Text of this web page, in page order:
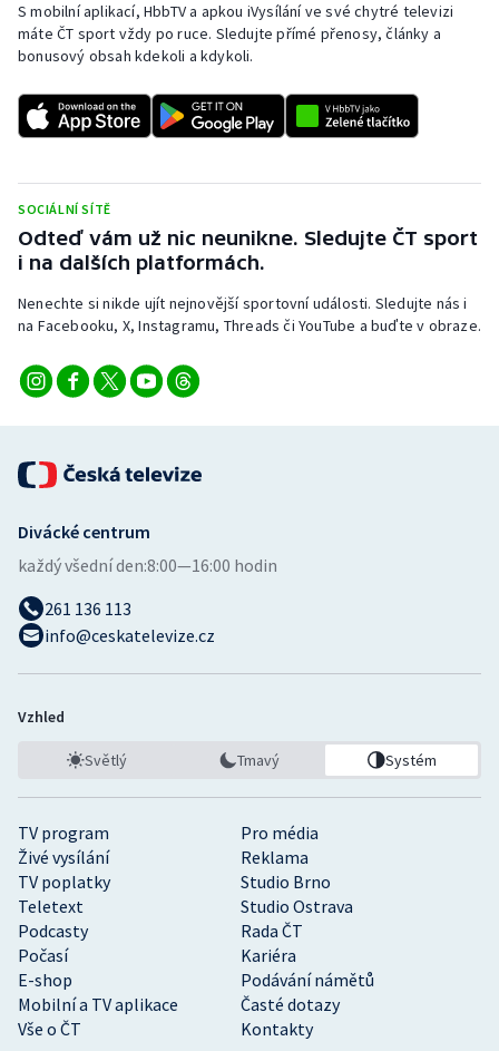
S mobilní aplikací, HbbTV a apkou iVysílání ve své chytré televizi
máte ČT sport vždy po ruce. Sledujte přímé přenosy, články a
bonusový obsah kdekoli a kdykoli.
SOCIÁLNÍ SÍTĚ
Odteď vám už nic neunikne. Sledujte ČT sport
i na dalších platformách.
Nenechte si nikde ujít nejnovější sportovní události. Sledujte nás i
na Facebooku, X, Instagramu, Threads či YouTube a buďte v obraze.
TV program
Pro média
Živé vysílání
Reklama
TV poplatky
Studio Brno
Teletext
Studio Ostrava
Podcasty
Rada ČT
Počasí
Kariéra
E-shop
Podávání námětů
Mobilní a TV aplikace
Časté dotazy
Vše o ČT
Kontakty
Divácké centrum
každý všední den:8:00—16:00 hodin
261 136 113
info@ceskatelevize.cz
Vzhled
Světlý Tmavý Systém